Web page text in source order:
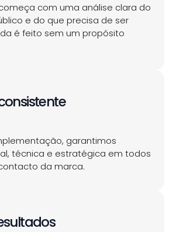
com uma análise clara do
e do que precisa de ser
é feito sem um propósito
garantimos
técnica e estratégica em todos
da marca.